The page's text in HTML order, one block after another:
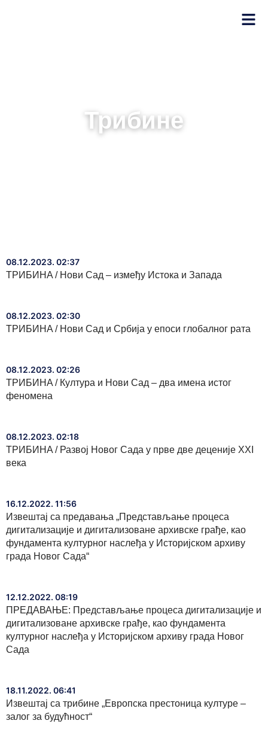
Трибине
08.12.2023. 02:37
ТРИБИНA / Нови Сад – између Истока и Запада
08.12.2023. 02:30
ТРИБИНA / Нови Сад и Србија у епоси глобалног рата
08.12.2023. 02:26
ТРИБИНA / Култура и Нови Сад – два имена истог
феномена
08.12.2023. 02:18
ТРИБИНA / Развој Новог Сада у прве две деценије XXI
века
16.12.2022. 11:56
Извештај са предавања „Представљање процеса
дигитализације и дигитализоване архивске грађе, као
фундамента културног наслеђа у Историјском архиву
града Новог Сада“
12.12.2022. 08:19
ПРЕДАВАЊЕ: Представљање процеса дигитализације и
дигитализоване архивске грађе, као фундамента
културног наслеђа у Историјском архиву града Новог
Сада
18.11.2022. 06:41
Извештај са трибине „Европска престоница културе –
залог за будућност“